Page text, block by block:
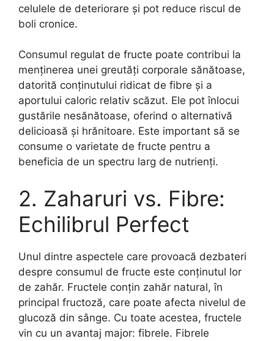
celulele de deteriorare și pot reduce riscul de
boli cronice.
Consumul regulat de fructe poate contribui la
menținerea unei greutăți corporale sănătoase,
datorită conținutului ridicat de fibre și a
aportului caloric relativ scăzut. Ele pot înlocui
gustările nesănătoase, oferind o alternativă
delicioasă și hrănitoare. Este important să se
consume o varietate de fructe pentru a
beneficia de un spectru larg de nutrienți.
2. Zaharuri vs. Fibre:
Echilibrul Perfect
Unul dintre aspectele care provoacă dezbateri
despre consumul de fructe este conținutul lor
de zahăr. Fructele conțin zahăr natural, în
principal fructoză, care poate afecta nivelul de
glucoză din sânge. Cu toate acestea, fructele
vin cu un avantaj major: fibrele. Fibrele